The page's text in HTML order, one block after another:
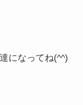
になってね(^^)